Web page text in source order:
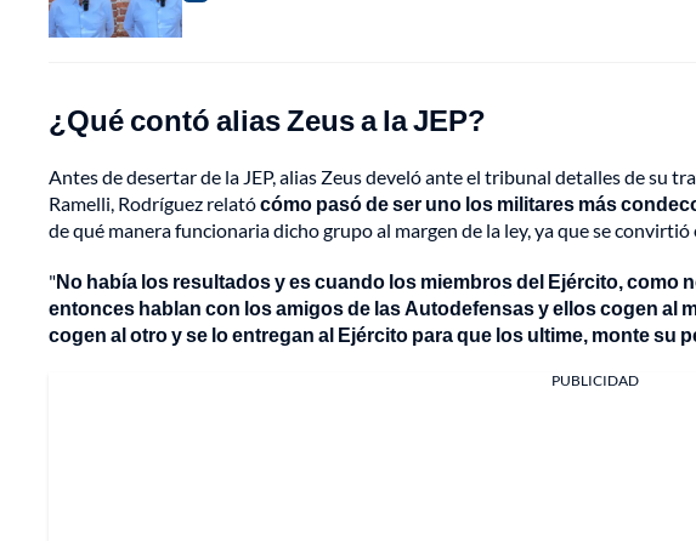
¿Qué contó alias Zeus a la JEP?
Antes de desertar de la JEP, alias Zeus develó ante el tribunal detalles de su
Ramelli, Rodríguez relatócómo pasó de ser uno los militares más
de qué manera funcionaria dicho grupo al margen de la ley, ya que se
"No había los resultados y es cuando los miembros del Ejército, como
entonces hablan con los amigos de las Autodefensas y ellos cogen al
cogen al otro y se lo entregan al Ejército para que los ultime, monte su
PUBLICIDAD